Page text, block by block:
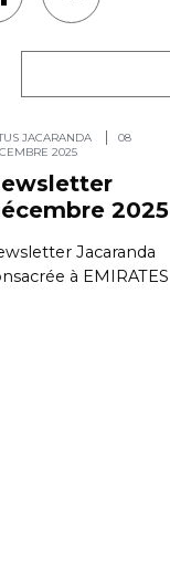
JACARANDA
08
2025
2025
Jacaranda
à EMIRATES